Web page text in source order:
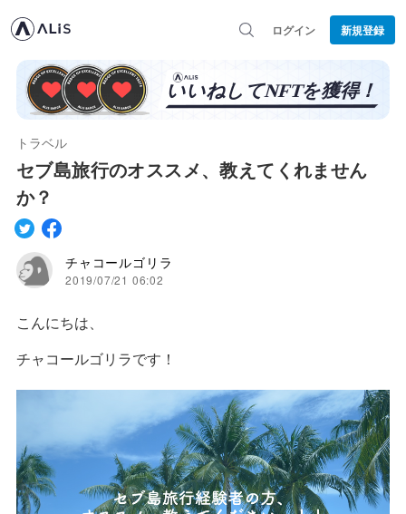
ログイン 新規登録
トラベル
セブ島旅行のオススメ、教えてくれません
か？
チャコールゴリラ
2019/07/21 06:02
こんにちは、
チャコールゴリラです！